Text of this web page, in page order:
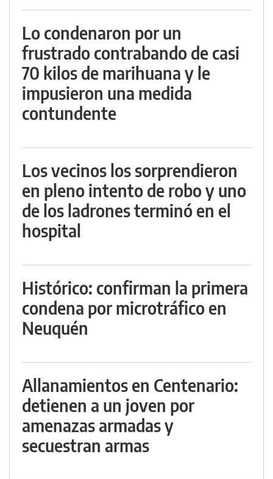
Lo condenaron por un
frustrado contrabando de casi
70 kilos de marihuana y le
impusieron una medida
contundente
Los vecinos los sorprendieron
en pleno intento de robo y uno
de los ladrones terminó en el
hospital
Histórico: confirman la primera
condena por microtráfico en
Neuquén
Allanamientos en Centenario:
detienen a un joven por
amenazas armadas y
secuestran armas